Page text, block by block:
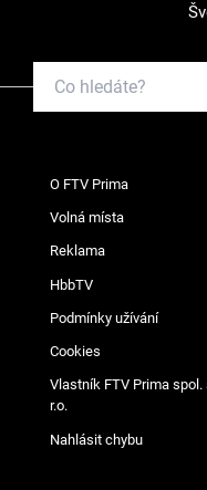
O FTV Prima
Volná místa
Reklama
HbbTV
Podmínky užívání
Cookies
Vlastník FTV Prima spol.
r.o.
Nahlásit chybu